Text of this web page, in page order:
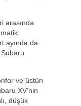
arasında
ayında da
Subaru
ve üstün
XV’nin
düşük